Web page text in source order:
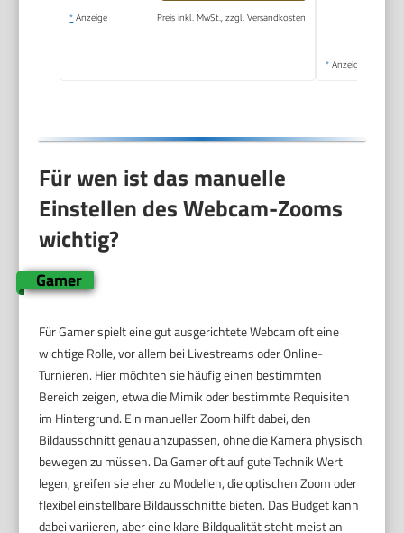
* Anzeige Preis inkl. MwSt., zzgl. Versandkosten
* Anzeige
Für wen ist das manuelle
Einstellen des Webcam-Zooms
wichtig?
Gamer
Für Gamer spielt eine gut ausgerichtete Webcam oft eine
wichtige Rolle, vor allem bei Livestreams oder Online-
Turnieren. Hier möchten sie häufig einen bestimmten
Bereich zeigen, etwa die Mimik oder bestimmte Requisiten
im Hintergrund. Ein manueller Zoom hilft dabei, den
Bildausschnitt genau anzupassen, ohne die Kamera physisch
bewegen zu müssen. Da Gamer oft auf gute Technik Wert
legen, greifen sie eher zu Modellen, die optischen Zoom oder
flexibel einstellbare Bildausschnitte bieten. Das Budget kann
dabei variieren, aber eine klare Bildqualität steht meist an